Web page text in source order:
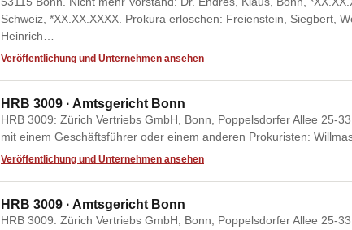
Schweiz, *XX.XX.XXXX. Prokura erloschen: Freienstein, Siegbert,
Heinrich…
Veröffentlichung und Unternehmen ansehen
HRB 3009 · Amtsgericht Bonn
HRB 3009: Zürich Vertriebs GmbH, Bonn, Poppelsdorfer Allee 25-
mit einem Geschäftsführer oder einem anderen Prokuristen:
Veröffentlichung und Unternehmen ansehen
HRB 3009 · Amtsgericht Bonn
HRB 3009: Zürich Vertriebs GmbH, Bonn, Poppelsdorfer Allee 25-